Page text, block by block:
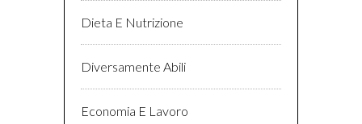
Dieta E Nutrizione
Diversamente Abili
Economia E Lavoro